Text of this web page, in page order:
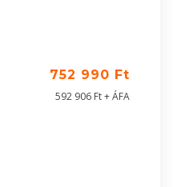
752 990 Ft
592 906 Ft + ÁFA